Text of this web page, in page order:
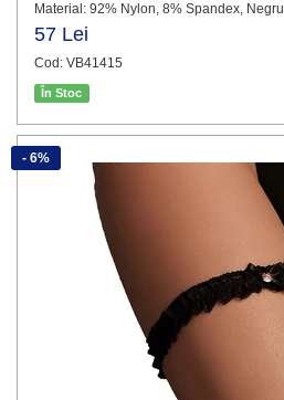
Material: 92% Nylon, 8% Spandex, Negru
57 Lei
Cod: VB41415
În Stoc
- 6%